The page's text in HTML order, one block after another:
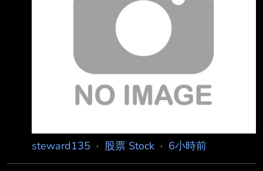
賣出 現金(券)償還 前日餘額 今日餘額 融資(交易
單位) 350,138 297,106 24,855 8,958,261
8,986,438 融券(交易單位) 20,636 22,629
1,150 19
steward135 · 股票 Stock · 6小時前